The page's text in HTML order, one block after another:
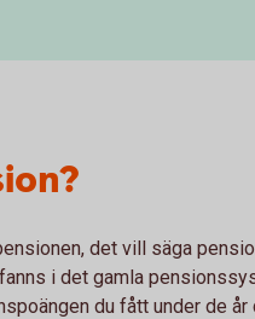
det vill säga
i det gamla
du fått under de år